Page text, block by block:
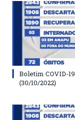
Boletim COVID-19
(30/10/2022)